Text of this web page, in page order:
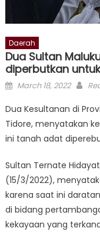
Daerah
Dua Sultan
diperbutkan
Posted
March 18, 2022
Dua Kesultanan di
Tidore, menyatakan
ini tanah adat
Sultan Ternate
(15/3/2022),
karena saat ini
di bidang
kekayaan yang